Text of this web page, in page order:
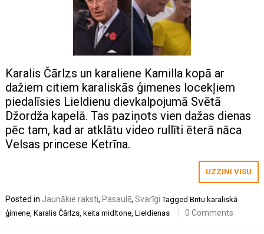
Karalis Čārlzs un karaliene Kamilla kopā ar
dažiem citiem karaliskās ģimenes locekļiem
piedalīsies Lieldienu dievkalpojumā Svētā
Džordža kapelā. Tas paziņots vien dažas dienas
pēc tam, kad ar atklātu video rullīti ēterā nāca
Velsas princese Ketrīna.
UZZINI VISU
Posted in Jaunākie raksti, Pasaulē,Svarīgi TaggedBritu karaliskā
ģimene,Karalis Čārlzs, keita midltone,Lieldienas 0 Comments